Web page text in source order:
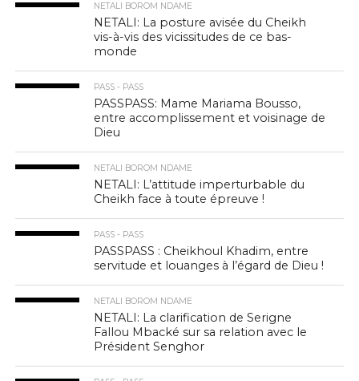
NETALI BOROM NDAME
NETALI: La posture avisée du Cheikh
vis-à-vis des vicissitudes de ce bas-
monde
PASS - PASS
PASSPASS: Mame Mariama Bousso,
entre accomplissement et voisinage de
Dieu
NETALI BOROM NDAME
NETALI: L’attitude imperturbable du
Cheikh face à toute épreuve !
PASS - PASS
PASSPASS : Cheikhoul Khadim, entre
servitude et louanges à l’égard de Dieu !
NETALI BOROM NDAME
NETALI: La clarification de Serigne
Fallou Mbacké sur sa relation avec le
Président Senghor